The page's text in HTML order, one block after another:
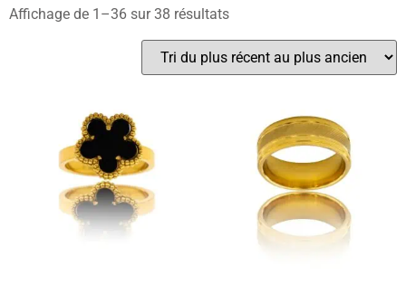
Affichage de 1–36 sur 38 résultats